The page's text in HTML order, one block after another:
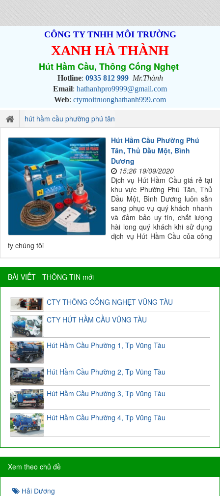
CÔNG TY TNHH MÔI TRƯỜNG
XANH HÀ THÀNH
Hút Hầm Cầu, Thông Cống Nghẹt
Hotline: 0935 812 999 Mr.Thành
Email: hathanhpro9999@gmail.com
Web: ctymoitruonghathanh999.com
hút hầm cầu phường phú tân
Hút Hầm Cầu Phường Phú
Tân, Thủ Dầu Một, Bình
Dương
15:26 19/09/2020
Dịch vụ Hút Hầm Cầu giá rẻ tại
khu vực Phường Phú Tân, Thủ
Dầu Một, Bình Dương luôn sẵn
sang phục vụ quý khách nhanh
và đảm bảo uy tín, chất lượng
hài long quý khách khi sử dụng
dịch vụ Hút Hầm Cầu của công
ty chúng tôi
BÀI VIẾT - THÔNG TIN mới
CTY THÔNG CỐNG NGHẸT VŨNG TÀU
CTY HÚT HẦM CẦU VŨNG TÀU
Hút Hầm Cầu Phường 1, Tp Vũng Tàu
Hút Hầm Cầu Phường 2, Tp Vũng Tàu
Hút Hầm Cầu Phường 3, Tp Vũng Tàu
Hút Hầm Cầu Phường 4, Tp Vũng Tàu
Xem theo chủ đề
Hải Dương